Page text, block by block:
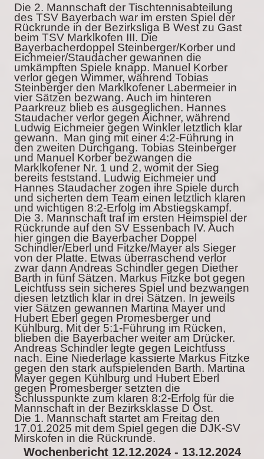
Die 2. Mannschaft der Tischtennisabteilung
des TSV Bayerbach war im ersten Spiel der
Rückrunde in der Bezirksliga B West zu Gast
beim TSV Marklkofen III. Die
Bayerbacherdoppel Steinberger/Korber und
Eichmeier/Staudacher gewannen die
umkämpften Spiele knapp. Manuel Korber
verlor gegen Wimmer, während Tobias
Steinberger den Marklkofener Labermeier in
vier Sätzen bezwang. Auch im hinteren
Paarkreuz blieb es ausgeglichen. Hannes
Staudacher verlor gegen Aichner, während
Ludwig Eichmeier gegen Winkler letztlich klar
gewann. Man ging mit einer 4:2-Führung in
den zweiten Durchgang. Tobias Steinberger
und Manuel Korber bezwangen die
Marklkofener Nr. 1 und 2, womit der Sieg
bereits feststand. Ludwig Eichmeier und
Hannes Staudacher zogen ihre Spiele durch
und sicherten dem Team einen letztlich klaren
und wichtigen 8:2-Erfolg im Abstiegskampf.
Die 3. Mannschaft traf im ersten Heimspiel der
Rückrunde auf den SV Essenbach IV. Auch
hier gingen die Bayerbacher Doppel
Schindler/Eberl und Fitzke/Mayer als Sieger
von der Platte. Etwas überraschend verlor
zwar dann Andreas Schindler gegen Diether
Barth in fünf Sätzen. Markus Fitzke bot gegen
Leichtfuss sein sicheres Spiel und bezwangen
diesen letztlich klar in drei Sätzen. In jeweils
vier Sätzen gewannen Martina Mayer und
Hubert Eberl gegen Promesberger und
Kühlburg. Mit der 5:1-Führung im Rücken,
blieben die Bayerbacher weiter am Drücker.
Andreas Schindler legte gegen Leichtfuss
nach. Eine Niederlage kassierte Markus Fitzke
gegen den stark aufspielenden Barth. Martina
Mayer gegen Kühlburg und Hubert Eberl
gegen Promesberger setzten die
Schlusspunkte zum klaren 8:2-Erfolg für die
Mannschaft in der Bezirksklasse D Ost.
Die 1. Mannschaft startet am Freitag den
17.01.2025 mit dem Spiel gegen die DJK-SV
Mirskofen in die Rückrunde.
Wochenbericht 12.12.2024 - 13.12.2024